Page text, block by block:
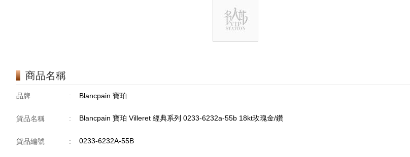
商品名稱
品牌 : Blancpain 寶珀
貨品名稱 : Blancpain 寶珀 Villeret 經典系列 0233-6232a-55b 18kt玫瑰金/鑽
貨品編號 : 0233-6232A-55B